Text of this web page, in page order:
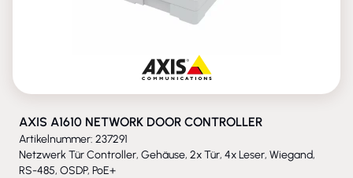
AXIS A1610 NETWORK DOOR CONTROLLER
Artikelnummer: 237291
Netzwerk Tür Controller, Gehäuse, 2x Tür, 4x Leser, Wiegand,
RS-485, OSDP, PoE+